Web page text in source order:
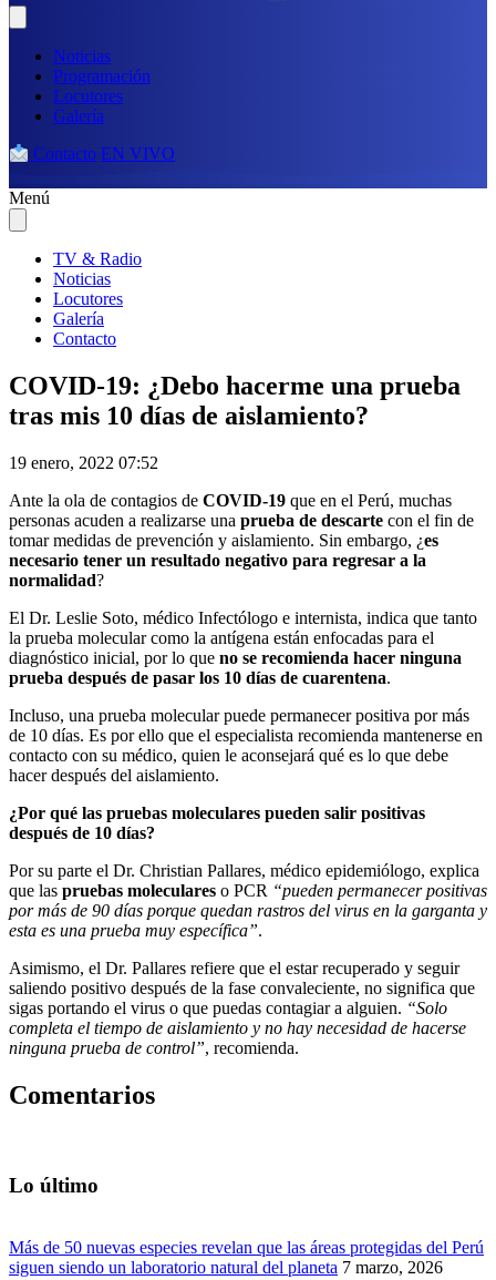
Noticias
Programación
Locutores
Galería
Contacto EN VIVO
Menú
TV & Radio
Noticias
Locutores
Galería
Contacto
COVID-19: ¿Debo hacerme una prueba
tras mis 10 días de aislamiento?
19 enero, 2022 07:52
Ante la ola de contagios de COVID-19 que en el Perú, muchas
personas acuden a realizarse una prueba de descarte con el fin de
tomar medidas de prevención y aislamiento. Sin embargo, ¿es
necesario tener un resultado negativo para regresar a la
normalidad?
El Dr. Leslie Soto, médico Infectólogo e internista, indica que tanto
la prueba molecular como la antígena están enfocadas para el
diagnóstico inicial, por lo que no se recomienda hacer ninguna
prueba después de pasar los 10 días de cuarentena.
Incluso, una prueba molecular puede permanecer positiva por más
de 10 días. Es por ello que el especialista recomienda mantenerse en
contacto con su médico, quien le aconsejará qué es lo que debe
hacer después del aislamiento.
¿Por qué las pruebas moleculares pueden salir positivas
después de 10 días?
Por su parte el Dr. Christian Pallares, médico epidemiólogo, explica
que las pruebas moleculares o PCR “pueden permanecer positivas
por más de 90 días porque quedan rastros del virus en la garganta y
esta es una prueba muy específica”.
Asimismo, el Dr. Pallares refiere que el estar recuperado y seguir
saliendo positivo después de la fase convaleciente, no significa que
sigas portando el virus o que puedas contagiar a alguien. “Solo
completa el tiempo de aislamiento y no hay necesidad de hacerse
ninguna prueba de control”, recomienda.
Comentarios
Lo último
Más de 50 nuevas especies revelan que las áreas protegidas del Perú
siguen siendo un laboratorio natural del planeta 7 marzo, 2026